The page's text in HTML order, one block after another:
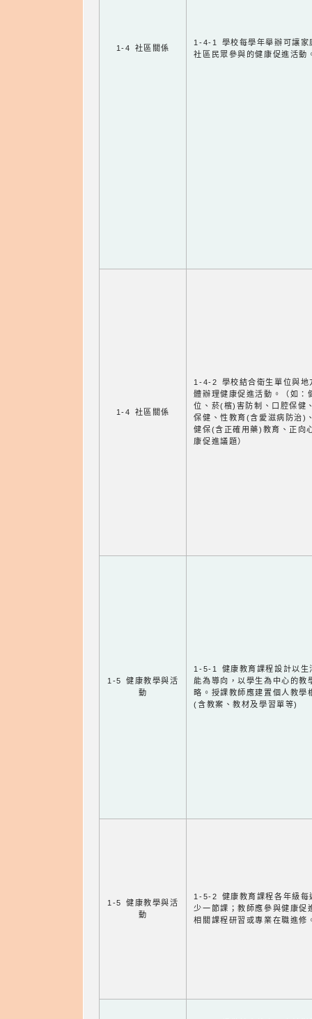
1-4 社區關係
1-4-1 學校每學年舉辦可讓家
社區民眾參與的健康促進活動
1-4 社區關係
1-4-2 學校結合衛生單位與地
體辦理健康促進活動。（如：
位、菸(檳)害防制、口腔保健
保健、性教育(含愛滋病防治)
健保(含正確用藥)教育、正向
康促進議題）
1-5 健康教學與活
動
1-5-1 健康教育課程設計以生
能為導向，以學生為中心的教
略。授課教師應建置個人教學
(含教案、教材及學習單等)
1-5 健康教學與活
動
1-5-2 健康教育課程各年級每
少一節課；教師應參與健康促
相關課程研習或專業在職進修